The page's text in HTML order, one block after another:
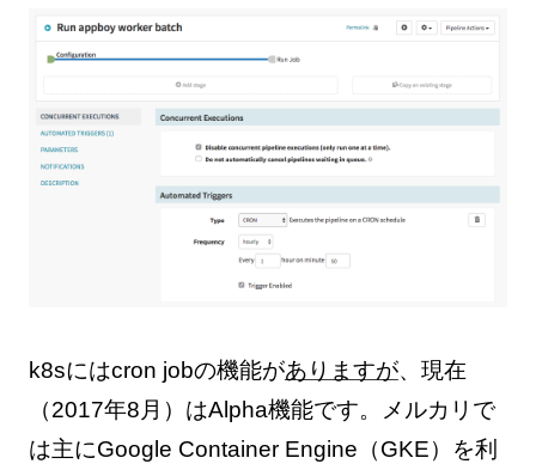
k8sにはcron jobの機能がありますが、現在
（2017年8月）はAlpha機能です。メルカリで
は主にGoogle Container Engine（GKE）を利